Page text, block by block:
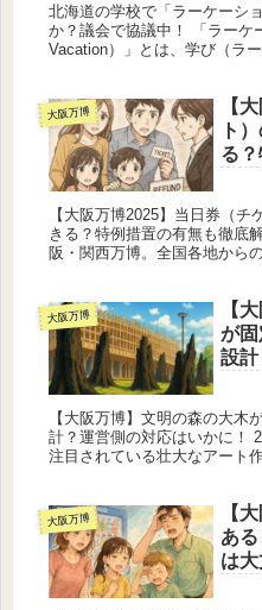
北海道の学校で「ラーケーシ
か？議会で協議中！ 「ラーケ
Vacation）」とは、学び（ラ
大阪万博
【
ト
る
【大阪万博2025】当日券（
きる？特例措置の有無も徹底
阪・関西万博。全国各地から
大阪万博
【
が
設
【大阪万博】文明の森の大木
計？運営側の対応はいかに！
注目されている壮大なアート
大阪万博
【
あ
は大